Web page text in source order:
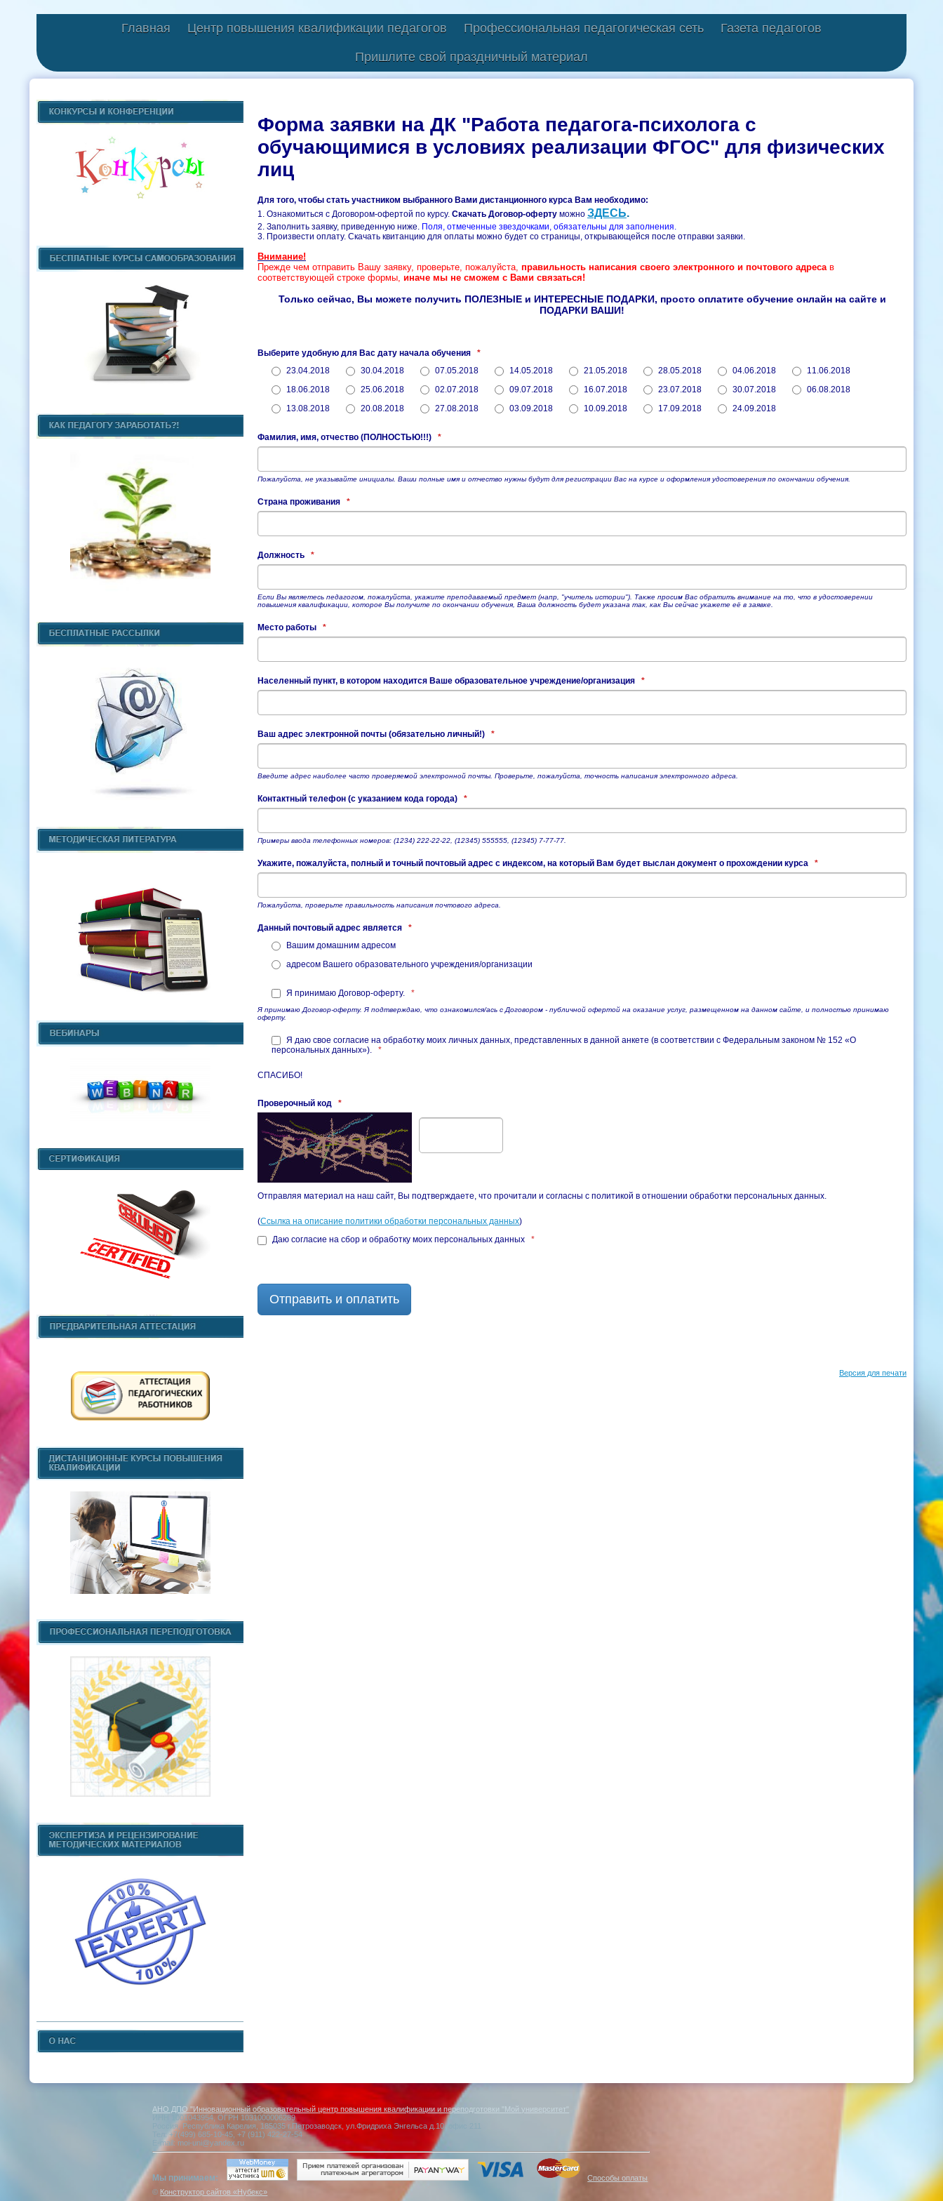
Главная Центр повышения квалификации педагогов Профессиональная педагогическая сеть Газета педагогов
Пришлите свой праздничный материал
Форма заявки на ДК "Работа педагога-психолога с
обучающимися в условиях реализации ФГОС" для физических
лиц
Для того, чтобы стать участником выбранного Вами дистанционного курса Вам необходимо:
1. Ознакомиться с Договором-офертой по курсу. Скачать Договор-оферту можно ЗДЕСЬ.
2. Заполнить заявку, приведенную ниже. Поля, отмеченные звездочками, обязательны для заполнения.
3. Произвести оплату. Скачать квитанцию для оплаты можно будет со страницы, открывающейся после отправки заявки.
Внимание!
Прежде чем отправить Вашу заявку, проверьте, пожалуйста, правильность написания своего электронного и почтового адреса в
соответствующей строке формы, иначе мы не сможем с Вами связаться!
Только сейчас, Вы можете получить ПОЛЕЗНЫЕ и ИНТЕРЕСНЫЕ ПОДАРКИ, просто оплатите обучение онлайн на сайте и
ПОДАРКИ ВАШИ!
Выберите удобную для Вас дату начала обучения
*
23.04.2018
30.04.2018 07.05.2018 14.05.2018 21.05.2018 28.05.2018 04.06.2018
11.06.2018
18.06.2018
25.06.2018 02.07.2018 09.07.2018 16.07.2018 23.07.2018 30.07.2018
06.08.2018
13.08.2018
20.08.2018 27.08.2018 03.09.2018 10.09.2018 17.09.2018 24.09.2018
Фамилия, имя, отчество (ПОЛНОСТЬЮ!!!) *
Пожалуйста, не указывайте инициалы. Ваши полные имя и отчество нужны будут для регистрации Вас на курсе и оформления удостоверения по окончании обучения.
Страна проживания *
Должность *
Если Вы являетесь педагогом, пожалуйста, укажите преподаваемый предмет (напр, "учитель истории"). Также просим Вас обратить внимание на то, что в удостоверении
повышения квалификации, которое Вы получите по окончании обучения, Ваша должность будет указана так, как Вы сейчас укажете её в заявке.
Место работы *
Населенный пункт, в котором находится Ваше образовательное учреждение/организация *
Ваш адрес электронной почты (обязательно личный!) *
Введите адрес наиболее часто проверяемой электронной почты. Проверьте, пожалуйста, точность написания электронного адреса.
Контактный телефон (с указанием кода города) *
Примеры ввода телефонных номеров: (1234) 222-22-22, (12345) 555555, (12345) 7-77-77.
Укажите, пожалуйста, полный и точный почтовый адрес с индексом, на который Вам будет выслан документ о прохождении курса *
Пожалуйста, проверьте правильность написания почтового адреса.
Данный почтовый адрес является
*
Вашим домашним адресом
адресом Вашего образовательного учреждения/организации
Я принимаю Договор-оферту. *
Я принимаю Договор-оферту. Я подтверждаю, что ознакомился/ась с Договором - публичной офертой на оказание услуг, размещенном на данном сайте, и полностью принимаю
оферту.
Я даю свое согласие на обработку моих личных данных, представленных в данной анкете (в соответствии с Федеральным законом № 152 «О
персональных данных»).
*
СПАСИБО!
Проверочный код *
Отправляя материал на наш сайт, Вы подтверждаете, что прочитали и согласны с политикой в отношении обработки персональных данных.
(Ссылка на описание политики обработки персональных данных)
Даю согласие на сбор и обработку моих персональных данных
*
Отправить и оплатить
Версия для печати
АНО ДПО "Инновационный образовательный центр повышения квалификации и переподготовки "Мой университет"
ИНН 1001043954, ОГРН 1031000006289
Россия, Республика Карелия, 185035 г.Петрозаводск, ул.Фридриха Энгельса д.10, офис 211
Тел: +7(499) 685-10-45, +7 (911) 422-27-54
E-mail: moi-uni@yandex.ru
Мы принимаем:
Способы оплаты
© Конструктор сайтов «Нубекс»